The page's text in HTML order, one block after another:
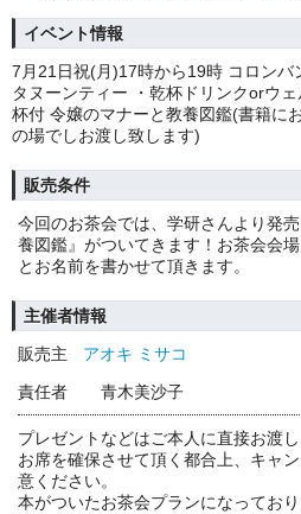
イベント情報
7月21日祝(月)17時から19時 コロンバ
タヌーンティー ・乾杯ドリンクorウ
杯付 令嬢のマナーと教養図鑑(書籍に
の場でしお渡し致します)
販売条件
今回のお茶会では、学研さんより発
養図鑑』がついてきます！お茶会会
とお名前を書かせて頂きます。
主催者情報
販売主
アオキ ミサコ
責任者
青木美沙子
プレゼントなどはご本人に直接お渡し
お席を確保させて頂く都合上、キャ
意ください。
本がついたお茶会プランになっており